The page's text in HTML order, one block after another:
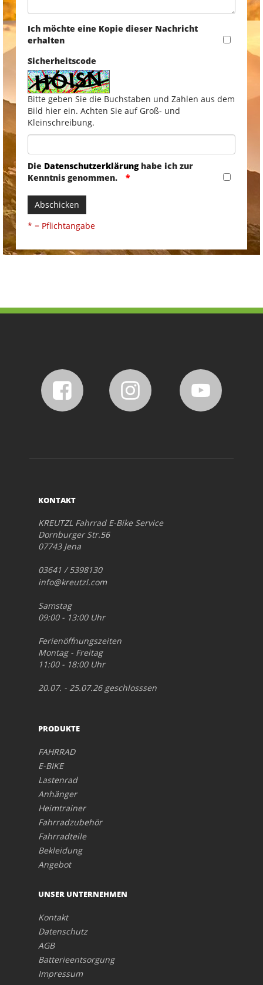
Ich möchte eine Kopie dieser Nachricht
erhalten
Sicherheitscode
Bitte geben Sie die Buchstaben und Zahlen aus dem
Bild hier ein. Achten Sie auf Groß- und
Kleinschreibung.
Die Datenschutzerklärunghabe ich zur
Kenntnis genommen.
Abschicken
* = Pflichtangabe
KONTAKT
KREUTZL Fahrrad E-Bike Service
Dornburger Str.56
07743 Jena
03641 / 5398130
info@kreutzl.com
Samstag
09:00 - 13:00 Uhr
Ferienöffnungszeiten
Montag - Freitag
11:00 - 18:00 Uhr
20.07. - 25.07.26 geschlosssen
PRODUKTE
FAHRRAD
E-BIKE
Lastenrad
Anhänger
Heimtrainer
Fahrradzubehör
Fahrradteile
Bekleidung
Angebot
UNSER UNTERNEHMEN
Kontakt
Datenschutz
AGB
Batterieentsorgung
Impressum